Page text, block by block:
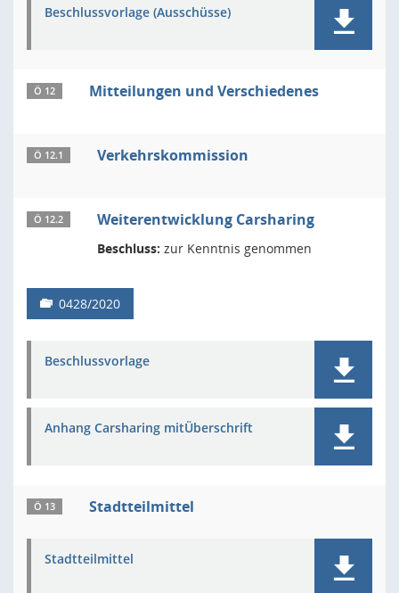
Beschlussvorlage (Ausschüsse)
Ö 12 Mitteilungen und Verschiedenes
Ö 12.1 Verkehrskommission
Ö 12.2 Weiterentwicklung Carsharing
Beschluss: zur Kenntnis genommen
0428/2020
Beschlussvorlage
Anhang Carsharing mitÜberschrift
Ö 13 Stadtteilmittel
Stadtteilmittel